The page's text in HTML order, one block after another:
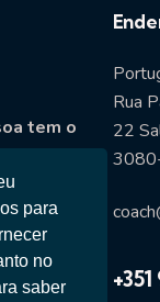
​​para
no
saber
tem o
melhor
seus
de
Rua
22
+351